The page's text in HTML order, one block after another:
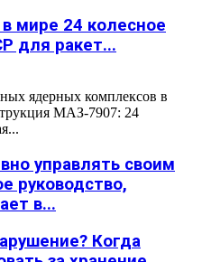
мире 24 колесное
для ракет...
ядерных комплексов в
МАЗ-7907: 24
управлять своим
руководство,
в...
Когда